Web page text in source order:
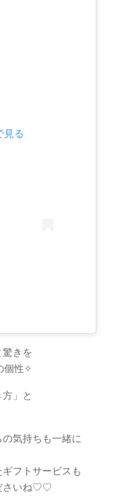
見る
驚きを
個性✧
」と
気持ちも一緒に
フトサービスも
さいね♡♡